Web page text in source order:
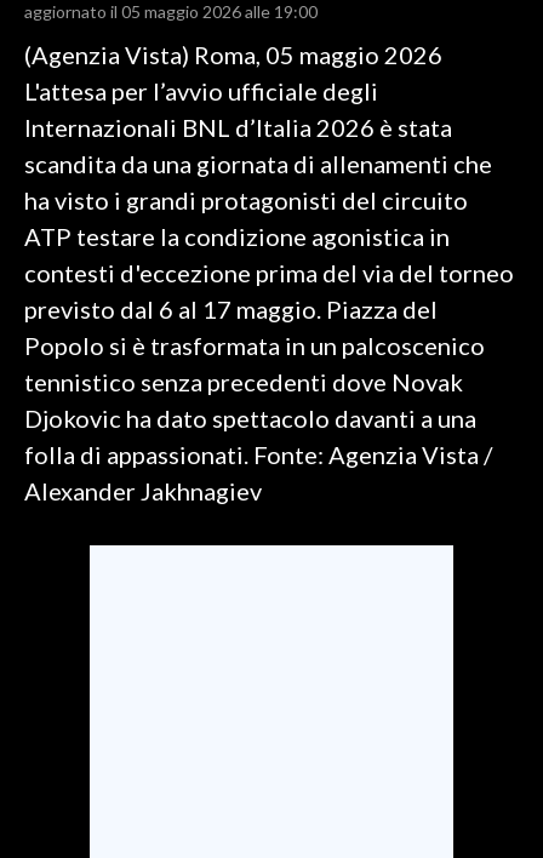
CALCIO REGIONALE
BASKET
VOLLEY
MOTORI
TENNIS
ALTRI SPORT
SPETTACOLI
GOSSIP
SALUTE
SARDEGNA TURISMO
SARDI NEL MONDO
aggiornato il 05 maggio 2026 alle 19:00
(Agenzia Vista) Roma, 05 maggio 2026
L'attesa per l’avvio ufficiale degli
Internazionali BNL d’Italia 2026 è stata
scandita da una giornata di allenamenti che
ha visto i grandi protagonisti del circuito
ATP testare la condizione agonistica in
contesti d'eccezione prima del via del torneo
previsto dal 6 al 17 maggio. Piazza del
Popolo si è trasformata in un palcoscenico
tennistico senza precedenti dove Novak
Djokovic ha dato spettacolo davanti a una
folla di appassionati. Fonte: Agenzia Vista /
Alexander Jakhnagiev